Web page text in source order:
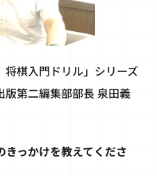
棋入門ドリル」シリーズ
第二編集部部長 泉田義
っかけを教えてくださ